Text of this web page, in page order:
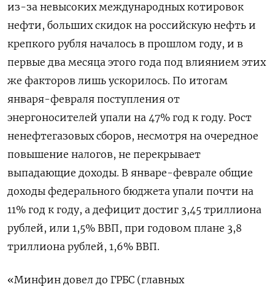
из-за невысоких международных котировок
нефти, больших скидок на российскую нефть и
крепкого рубля началось в прошлом ​году, и в
первые два месяца этого года под ​влиянием этих
же факторов лишь ускорилось. По итогам
января-февраля поступления ​от
⁠энергоносителей упали на 47% год к году. Рост
ненефтегазовых сборов, несмотря на очередное
повышение налогов, не перекрывает
выпадающие доходы. В январе-феврале общие
‌доходы федерального бюджета упали почти на
11% год к году, а ‌дефицит достиг 3,45 триллиона
рублей, или 1,5% ВВП, при годовом плане 3,8
триллиона рублей, 1,6% ВВП.
«Минфин довел до ГРБС (главных